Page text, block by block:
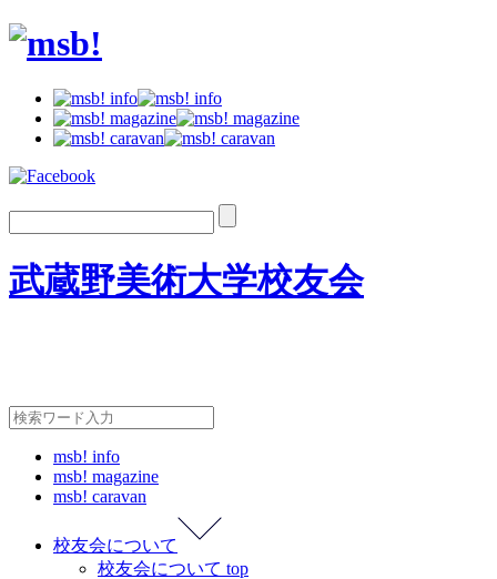
武蔵野美術大学校友会
msb! info
msb! magazine
msb! caravan
校友会について
校友会について top